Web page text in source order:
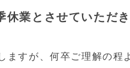
業とさせていただき
ますが、何卒ご理解の程